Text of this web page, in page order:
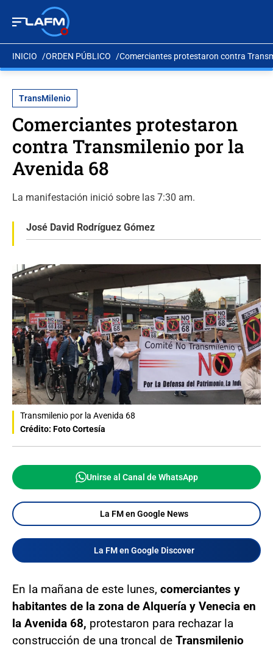
INICIO ORDEN PÚBLICO Comerciantes protestaron contra
TransMilenio
Comerciantes protestaron
contra Transmilenio por la
Avenida 68
La manifestación inició sobre las 7:30 am.
José David Rodríguez Gómez
Transmilenio por la Avenida 68
Crédito: Foto Cortesía
Unirse al Canal de WhatsApp
La FM en Google News
La FM en Google Discover
En la mañana de este lunes, comerciantes y
habitantes de la zona de Alquería y Venecia en
la Avenida 68, protestaron para rechazar la
construcción de una troncal de Transmilenio